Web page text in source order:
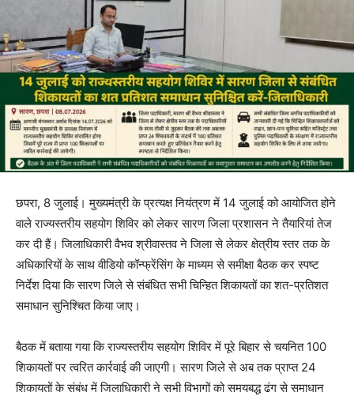
छपरा, 8 जुलाई। मुख्यमंत्री के प्रत्यक्ष नियंत्रण में 14 जुलाई को आयोजित होने
वाले राज्यस्तरीय सहयोग शिविर को लेकर सारण जिला प्रशासन ने तैयारियां तेज
कर दी हैं। जिलाधिकारी वैभव श्रीवास्तव ने जिला से लेकर क्षेत्रीय स्तर तक के
अधिकारियों के साथ वीडियो कॉन्फ्रेंसिंग के माध्यम से समीक्षा बैठक कर स्पष्ट
निर्देश दिया कि सारण जिले से संबंधित सभी चिन्हित शिकायतों का शत-प्रतिशत
समाधान सुनिश्चित किया जाए।
बैठक में बताया गया कि राज्यस्तरीय सहयोग शिविर में पूरे बिहार से चयनित 100
शिकायतों पर त्वरित कार्रवाई की जाएगी। सारण जिले से अब तक प्राप्त 24
शिकायतों के संबंध में जिलाधिकारी ने सभी विभागों को समयबद्ध ढंग से समाधान